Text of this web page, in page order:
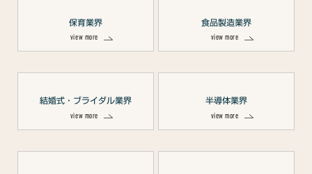
保育業界
view more
食品製造業界
view more
結婚式・ブライダル業界
view more
半導体業界
view more